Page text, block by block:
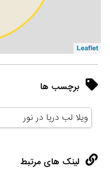
Leaflet
برچسب ها
ویلا لب دریا در نور
لینک های مرتبط